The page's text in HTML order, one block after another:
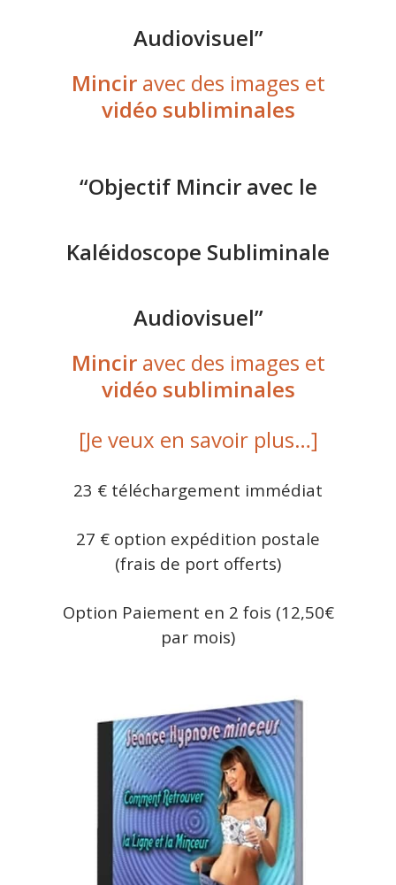
Audiovisuel”
Minciravec des images et
vidéo subliminales
“Objectif Mincir avec le
Kaléidoscope Subliminale
Audiovisuel”
Minciravec des images et
vidéo subliminales
[Je veux en savoir plus…]
23 € téléchargement immédiat
27 € option expédition postale
(frais de port offerts)
Option Paiement en 2 fois (12,50€
par mois)